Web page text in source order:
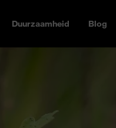
Duurzaamheid Blog